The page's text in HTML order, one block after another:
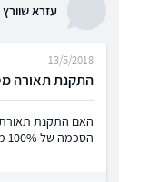
עזרא שוורץ
התקנת תאורה
13/5/2018
הסכמה של 100% מבעלי הדירות ?